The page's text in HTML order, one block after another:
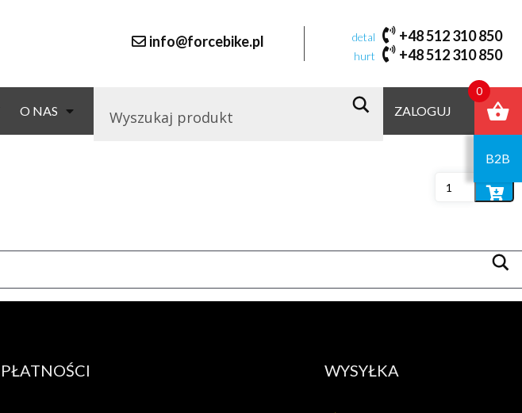
info@forcebike.pl detal +48 512 310 850
hurt +48 512 310 850
O NAS ZALOGUJ
B2B
Domyślne sortowanie
Dodaj
Dodaj
PŁATNOŚCI WYSYŁKA
0